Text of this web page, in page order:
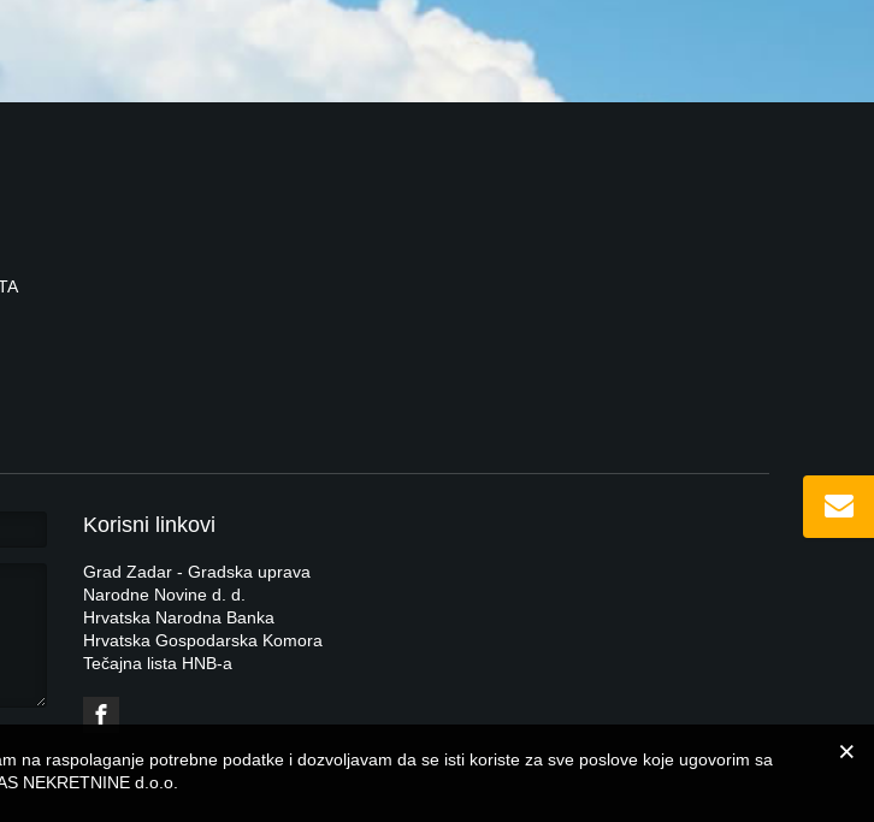
Korisni linkovi
Grad Zadar - Gradska uprava
Narodne Novine d. d.
Hrvatska Narodna Banka
Hrvatska Gospodarska Komora
Tečajna lista HNB-a
na raspolaganje potrebne podatke i dozvoljavam da se isti koriste za sve poslove koje ugovorim sa
NEKRETNINE d.o.o.